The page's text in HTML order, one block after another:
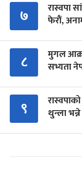
७
रास्वपा
फेरौं,
८
मुगल
सभ्यता
९
थुन्ला